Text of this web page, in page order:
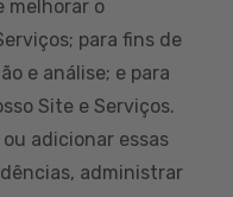
melhorar o
para fins de
e análise; e para
Site e Serviços.
adicionar essas
administrar